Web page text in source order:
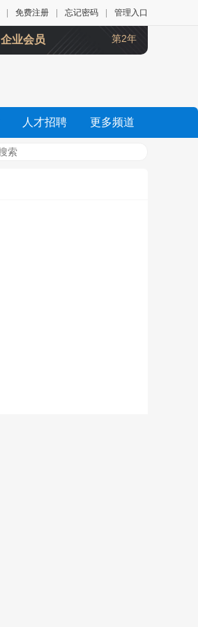
免费注册 忘记密码 管理入口
企业会员 第2年
人才招聘 更多频道